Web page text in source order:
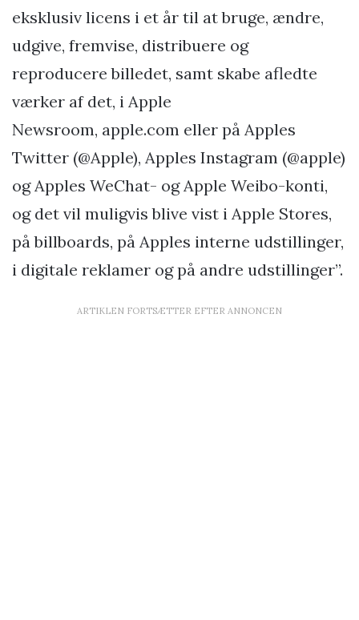
eksklusiv licens i et år til at bruge, ændre,
udgive, fremvise, distribuere og
reproducere billedet, samt skabe afledte
værker af det, i Apple
Newsroom, apple.com eller på Apples
Twitter (@Apple), Apples Instagram (@apple)
og Apples WeChat- og Apple Weibo-konti,
og det vil muligvis blive vist i Apple Stores,
på billboards, på Apples interne udstillinger,
i digitale reklamer og på andre udstillinger”.
ARTIKLEN FORTSÆTTER EFTER ANNONCEN